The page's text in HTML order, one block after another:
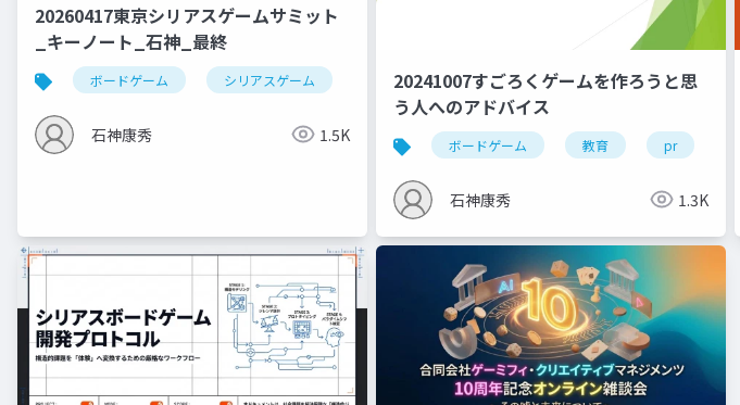
20260417東京シリアスゲームサミット
_キーノート_石神_最終
ボードゲーム シリアスゲーム 博物館
石神康秀 1.5K
20241007すごろくゲームを作ろうと思
う人へのアドバイス
ボードゲーム 教育 pr
石神康秀 1.3K